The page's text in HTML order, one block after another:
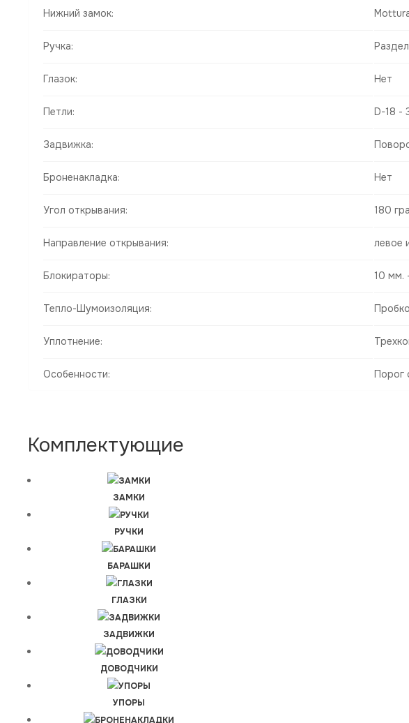
Нижний замок:
Ручка:
Глазок: Нет
Петли: D-18 -
Задвижка:
Броненакладка: Нет
Угол открывания: 180
Направление открывания: левое
Блокираторы: 10 мм.
Тепло-Шумоизоляция:
Уплотнение:
Особенности: Порог
Комплектующие
ЗАМКИ
РУЧКИ
БАРАШКИ
ГЛАЗКИ
ЗАДВИЖКИ
ДОВОДЧИКИ
УПОРЫ